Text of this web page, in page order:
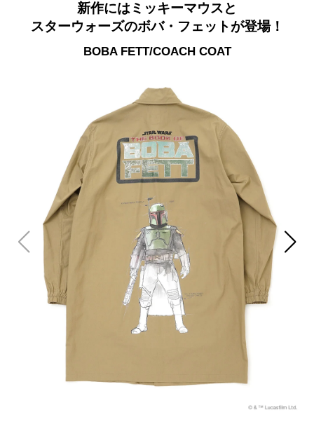
新作にはミッキーマウスと
スターウォーズのボバ・フェットが登場！
BOBA FETT/COACH COAT